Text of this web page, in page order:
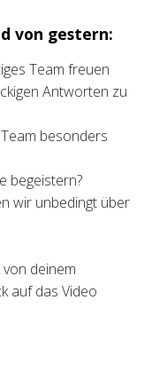
von gestern:
Team freuen
Antworten zu
besonders
begeistern?
wir unbedingt über
deinem
auf das Video